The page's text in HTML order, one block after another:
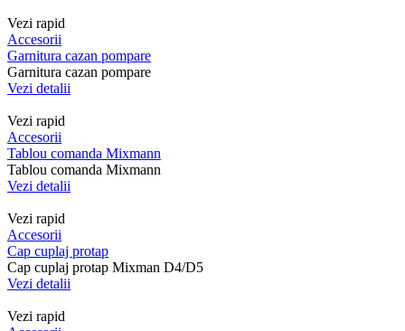
Vezi rapid
Accesorii
Garnitura cazan pompare
Garnitura cazan pompare
Vezi detalii
Vezi rapid
Accesorii
Tablou comanda Mixmann
Tablou comanda Mixmann
Vezi detalii
Vezi rapid
Accesorii
Cap cuplaj protap
Cap cuplaj protap Mixman D4/D5
Vezi detalii
Vezi rapid